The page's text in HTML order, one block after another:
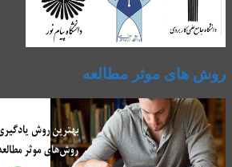
روش های موثر مطالعه